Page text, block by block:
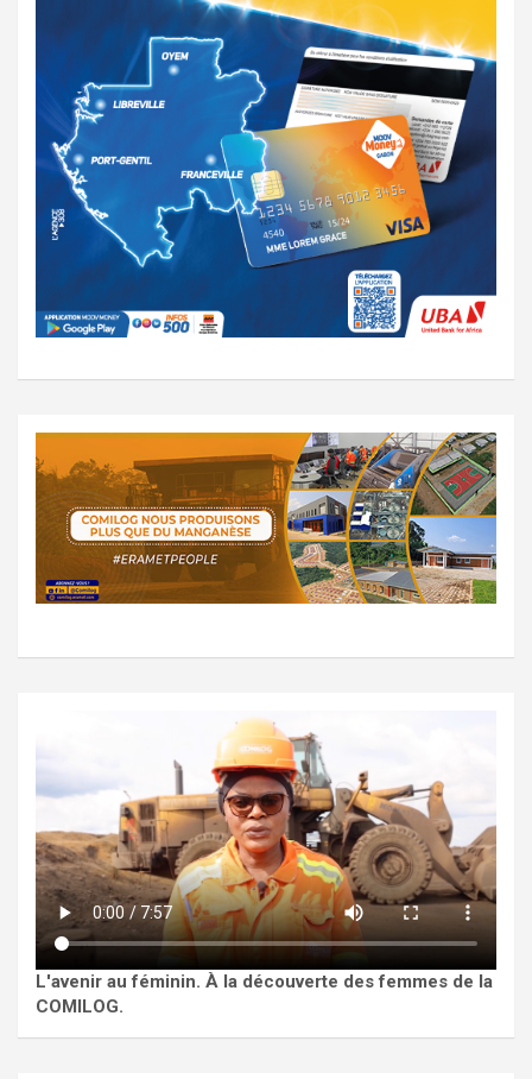
L'avenir au féminin. À la découverte des femmes de la
COMILOG.